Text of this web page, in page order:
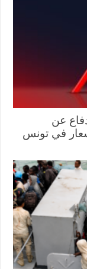
عن
في تونس